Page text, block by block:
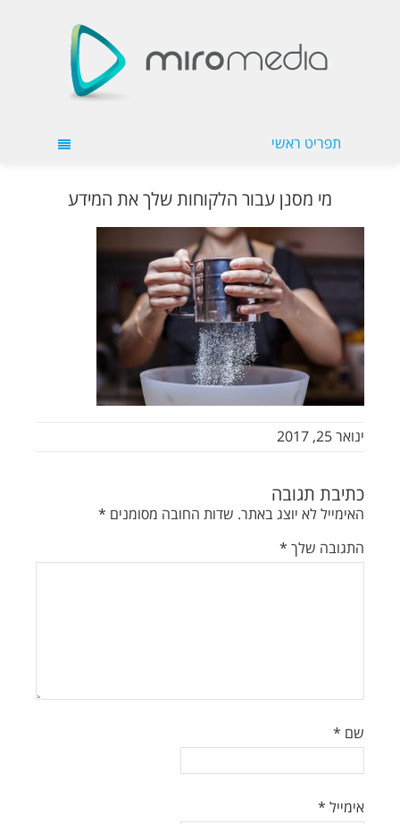
תפריט ראשי
מי מסנן עבור הלקוחות שלך את המידע
ינואר 25, 2017
כתיבת תגובה
האימייל לא יוצג באתר. שדות החובה מסומנים *
התגובה שלך *
שם *
אימייל *